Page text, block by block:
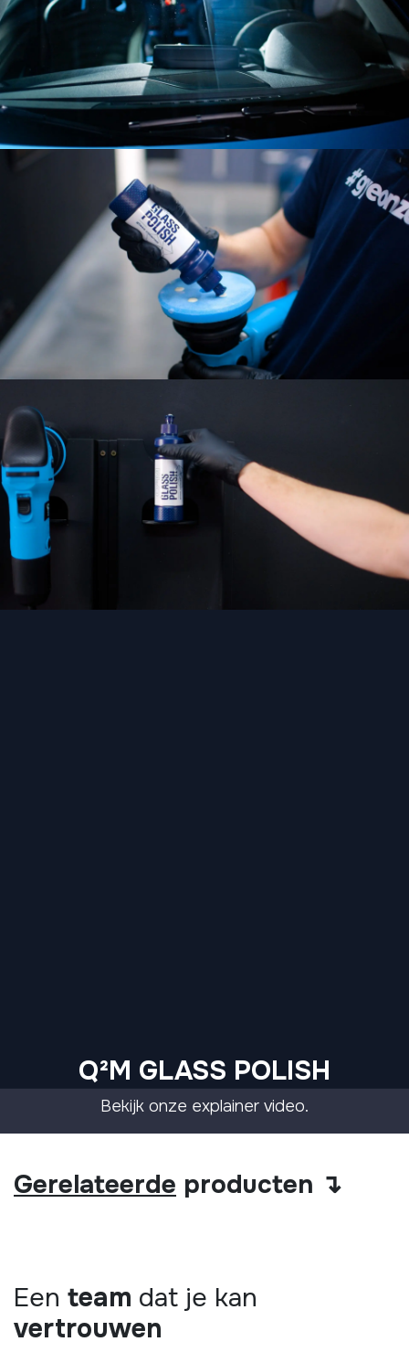
Q²M GLASS POLISH
Bekijk onze explainer video.
Gerelateerde producten ↴
Een team dat je kan
vertrouwen